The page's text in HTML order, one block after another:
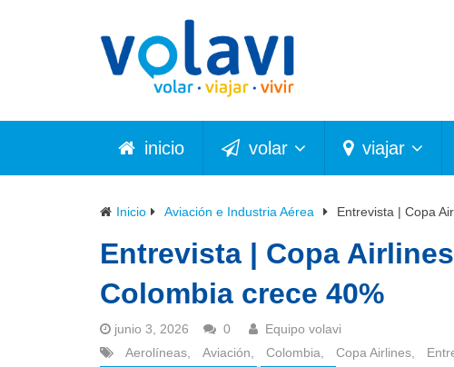
inicio volar viajar
Inicio Aviación e Industria Aérea Entrevista | Copa
Entrevista | Copa
Colombia crece 40%
junio 3, 2026 0
Equipo volavi
Aerolíneas
Aviación Colombia Copa Airlines